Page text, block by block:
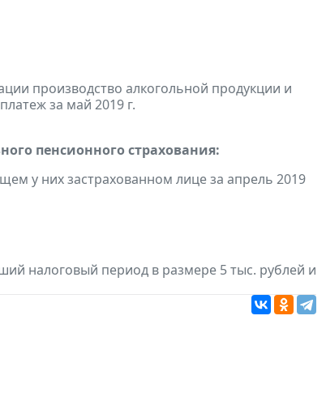
производство алкогольной продукции и
за май 2019 г.
пенсионного страхования:
у них застрахованном лице за апрель 2019
налоговый период в размере 5 тыс. рублей и